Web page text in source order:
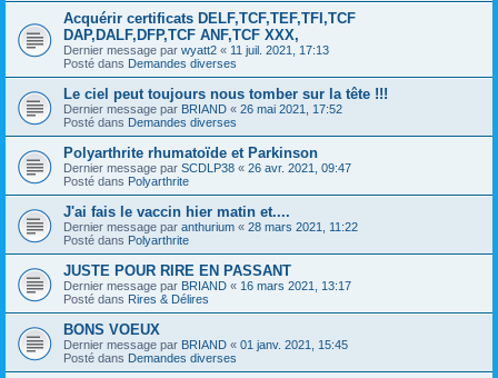
Acquérir certificats DELF,TCF,TEF,TFI,TCF
DAP,DALF,DFP,TCF ANF,TCF XXX,
Dernier message par wyatt2 « 11 juil. 2021, 17:13
Posté dans Demandes diverses
Le ciel peut toujours nous tomber sur la tête !!!
Dernier message par BRIAND « 26 mai 2021, 17:52
Posté dans Demandes diverses
Polyarthrite rhumatoïde et Parkinson
Dernier message par SCDLP38 « 26 avr. 2021, 09:47
Posté dans Polyarthrite
J'ai fais le vaccin hier matin et....
Dernier message par anthurium « 28 mars 2021, 11:22
Posté dans Polyarthrite
JUSTE POUR RIRE EN PASSANT
Dernier message par BRIAND « 16 mars 2021, 13:17
Posté dans Rires & Délires
BONS VOEUX
Dernier message par BRIAND « 01 janv. 2021, 15:45
Posté dans Demandes diverses